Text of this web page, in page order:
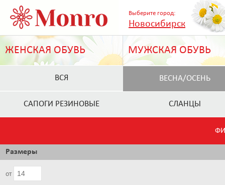
Выберите город:
Новосибирск
ЖЕНСКАЯ ОБУВЬ МУЖСКАЯ ОБУВЬ
ВСЯ ВЕСНА/ОСЕНЬ
САПОГИ РЕЗИНОВЫЕ СЛАНЦЫ
Размеры
от